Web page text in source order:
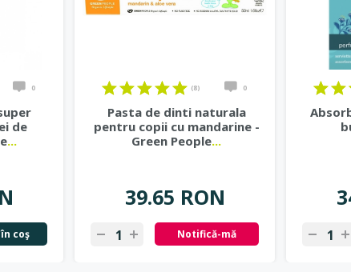
0
de
...
coş
(8) 0
Pasta de dinti naturala
pentru copii cu mandarine -
Green People...
39.65 RON
Notifică-mă